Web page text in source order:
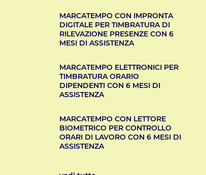
MARCATEMPO CON IMPRONTA
DIGITALE PER TIMBRATURA DI
RILEVAZIONE PRESENZE CON 6
MESI DI ASSISTENZA
MARCATEMPO ELETTRONICI PER
TIMBRATURA ORARIO
DIPENDENTI CON 6 MESI DI
ASSISTENZA
MARCATEMPO CON LETTORE
BIOMETRICO PER CONTROLLO
ORARI DI LAVORO CON 6 MESI DI
ASSISTENZA